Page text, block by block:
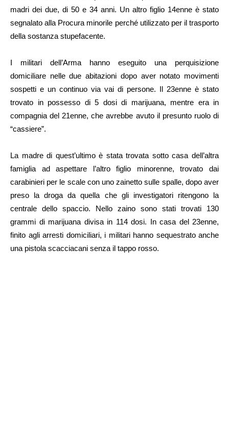
madri dei due, di 50 e 34 anni. Un altro figlio 14enne è stato
segnalato alla Procura minorile perché utilizzato per il trasporto
della sostanza stupefacente.
I militari dell’Arma hanno eseguito una perquisizione
domiciliare nelle due abitazioni dopo aver notato movimenti
sospetti e un continuo via vai di persone. Il 23enne è stato
trovato in possesso di 5 dosi di marijuana, mentre era in
compagnia del 21enne, che avrebbe avuto il presunto ruolo di
“cassiere”.
La madre di quest’ultimo è stata trovata sotto casa dell’altra
famiglia ad aspettare l’altro figlio minorenne, trovato dai
carabinieri per le scale con uno zainetto sulle spalle, dopo aver
preso la droga da quella che gli investigatori ritengono la
centrale dello spaccio. Nello zaino sono stati trovati 130
grammi di marijuana divisa in 114 dosi. In casa del 23enne,
finito agli arresti domiciliari, i militari hanno sequestrato anche
una pistola scacciacani senza il tappo rosso.